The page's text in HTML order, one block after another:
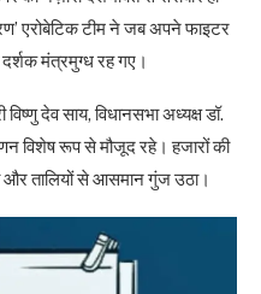
एरोबेटिक टीम ने जब अपने फाइटर
मंत्रमुग्ध रह गए।
देव साय, विधानसभा अध्यक्ष डॉ.
विशेष रूप से मौजूद रहे। हजारों की
और तालियों से आसमान गुंज उठा।